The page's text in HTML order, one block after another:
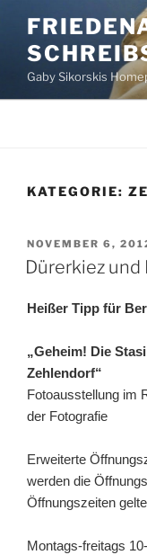
Inhalt
springen
Gaby Sikorskis
KATEGORIE:
VERÖFFENTLICHT
AM
NOVEMBER 6,
Dürerkiez
Heißer Tipp für
„Geheim! Die
Zehlendorf“
Fotoausstellung im
der Fotografie
Erweiterte
werden die
Öffnungszeiten
Montags-freitags